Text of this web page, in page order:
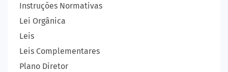
Instruções Normativas
Lei Orgânica
Leis
Leis Complementares
Plano Diretor